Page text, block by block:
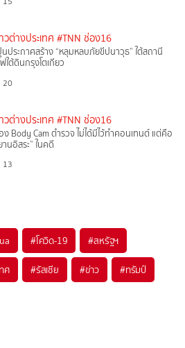
วต่างประเทศ #TNN ช่อง16
ประกาศสร้าง “หลุมหลบภัยขีปนาวุธ” ใต้สถานี
ใต้ดินกรุงโตเกียว
20
วต่างประเทศ #TNN ช่อง16
ง Body Cam ตำรวจ ไม่ได้มีไว้ทำคอนเทนต์ แต่คือ
นอิสระ” ในคดี
13
#โควิด-19 #สหรัฐฯ
ศ #รัสเซีย #ข่าว #ทรัมป์